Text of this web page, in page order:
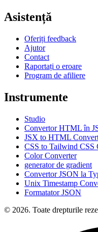
Asistență
Oferiți feedback
Ajutor
Contact
Raportați o eroare
Program de afiliere
Instrumente
Studio
Convertor HTML în
JSX to HTML
CSS to Tailwind CSS
Color Converter
generator de gradient
Convertor JSON la
Unix Timestamp
Formatator JSON
© 2026. Toate drepturile